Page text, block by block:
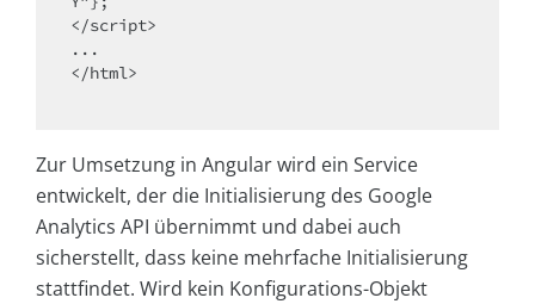
</script>
...
</html>
Zur Umsetzung in Angular wird ein Service
entwickelt, der die Initialisierung des Google
Analytics API übernimmt und dabei auch
sicherstellt, dass keine mehrfache Initialisierung
stattfindet. Wird kein Konfigurations-Objekt